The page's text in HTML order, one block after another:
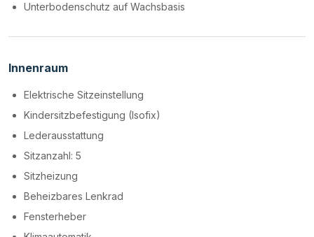
Unterbodenschutz auf Wachsbasis
Innenraum
Elektrische Sitzeinstellung
Kindersitzbefestigung (Isofix)
Lederausstattung
Sitzanzahl: 5
Sitzheizung
Beheizbares Lenkrad
Fensterheber